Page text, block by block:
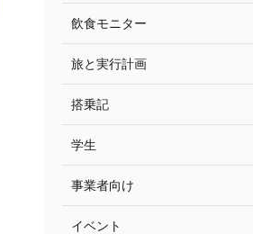
飲食モニター
旅と実行計画
搭乗記
学生
事業者向け
イベント